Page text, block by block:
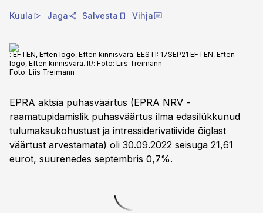
Kuula Jaga Salvesta Vihja
: EFTEN, Eften logo, Eften kinnisvara: EESTI: 17SEP21 EFTEN, Eften
logo, Eften kinnisvara. lt/: Foto: Liis Treimann
Foto: Liis Treimann
EPRA aktsia puhasväärtus (EPRA NRV -
raamatupidamislik puhasväärtus ilma edasilükkunud
tulumaksukohustust ja intressiderivatiivide õiglast
väärtust arvestamata) oli 30.09.2022 seisuga 21,61
eurot, suurenedes septembris 0,7%.